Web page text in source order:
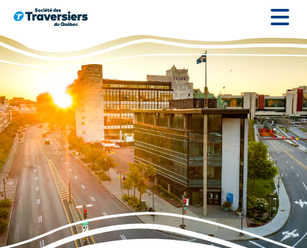
Passer
au
contenu